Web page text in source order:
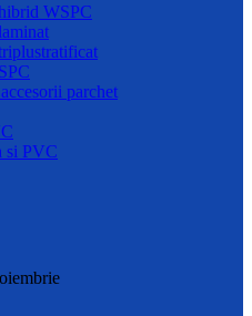
WSPC
parchet
si PVC